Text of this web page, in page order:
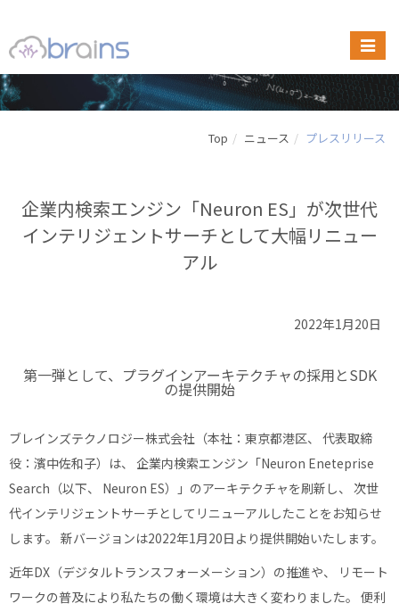
Top ニュース プレスリリース
企業内検索エンジン「Neuron ES」が次世代
インテリジェントサーチとして大幅リニュー
アル
2022年1月20日
第一弾として、プラグインアーキテクチャの採用とSDK
の提供開始
ブレインズテクノロジー株式会社（本社：東京都港区、 代表取締
役：濱中佐和子）は、 企業内検索エンジン「Neuron Eneteprise
Search（以下、 Neuron ES）」のアーキテクチャを刷新し、 次世
代インテリジェントサーチとしてリニューアルしたことをお知らせ
します。 新バージョンは2022年1月20日より提供開始いたします。
近年DX（デジタルトランスフォーメーション）の推進や、 リモート
ワークの普及により私たちの働く環境は大きく変わりました。 便利